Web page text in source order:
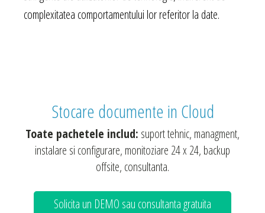
complexitatea comportamentului lor referitor la date.
Stocare documente in Cloud
Toate pachetele includ: suport tehnic, managment,
instalare si configurare, monitoziare 24 x 24, backup
offsite, consultanta.
Solicita un DEMO sau consultanta gratuita